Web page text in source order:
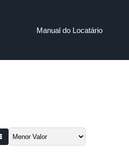
Manual do Locatário